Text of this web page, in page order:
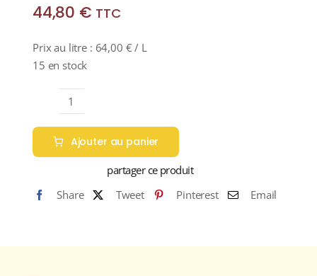
44,80 € TTC
Prix au litre : 64,00 € / L
15 en stock
quantité
de
MIRACIELO
Reserva
Especial
38%
BOISSON
Ajouter au panier
partager ce produit
Share
Tweet Pinterest Email